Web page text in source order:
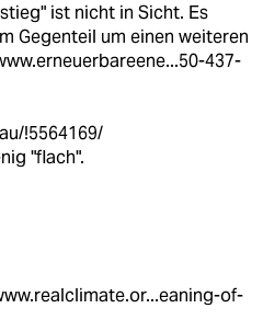
ist nicht in Sicht. Es
Gegenteil um einen weiteren
437-
!5564169/
"flach".
of-